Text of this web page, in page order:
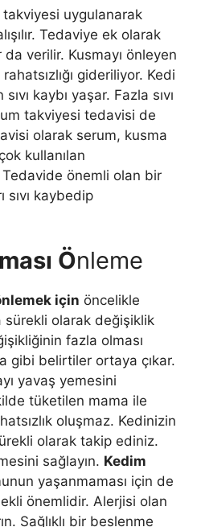
takviyesi uygulanarak
Tedaviye ek olarak
verilir. Kusmayı önleyen
gideriliyor. Kedi
kaybı yaşar. Fazla sıvı
takviyesi tedavisi de
olarak serum, kusma
kullanılan
önemli olan bir
sıvı kaybedip
Önleme
için öncelikle
sürekli olarak değişiklik
fazla olması
gibi belirtiler ortaya çıkar.
yavaş yemesini
tüketilen mama ile
oluşmaz. Kedinizin
olarak takip ediniz.
sağlayın. Kedim
yaşanmaması için de
önemlidir. Alerjisi olan
Sağlıklı bir beslenme